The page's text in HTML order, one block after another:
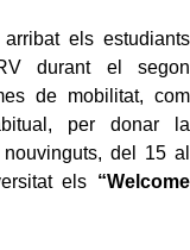
els estudiants
durant el segon
de mobilitat, com
per donar la
del 15 al
els “Welcome